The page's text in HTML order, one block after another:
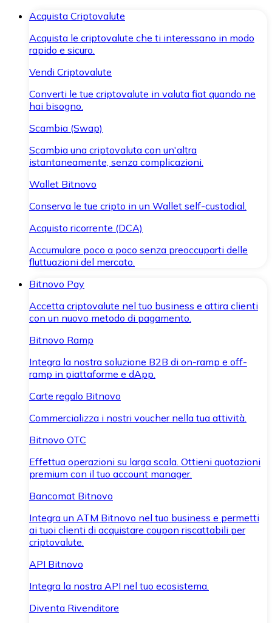
Acquista Criptovalute
Acquista le criptovalute che ti interessano in modo
rapido e sicuro.
Vendi Criptovalute
Converti le tue criptovalute in valuta fiat quando ne
hai bisogno.
Scambia (Swap)
Scambia una criptovaluta con un'altra
istantaneamente, senza complicazioni.
Wallet Bitnovo
Conserva le tue cripto in un Wallet self-custodial.
Acquisto ricorrente (DCA)
Accumulare poco a poco senza preoccuparti delle
fluttuazioni del mercato.
Bitnovo Pay
Accetta criptovalute nel tuo business e attira clienti
con un nuovo metodo di pagamento.
Bitnovo Ramp
Integra la nostra soluzione B2B di on-ramp e off-
ramp in piattaforme e dApp.
Carte regalo Bitnovo
Commercializza i nostri voucher nella tua attività.
Bitnovo OTC
Effettua operazioni su larga scala. Ottieni quotazioni
premium con il tuo account manager.
Bancomat Bitnovo
Integra un ATM Bitnovo nel tuo business e permetti
ai tuoi clienti di acquistare coupon riscattabili per
criptovalute.
API Bitnovo
Integra la nostra API nel tuo ecosistema.
Diventa Rivenditore